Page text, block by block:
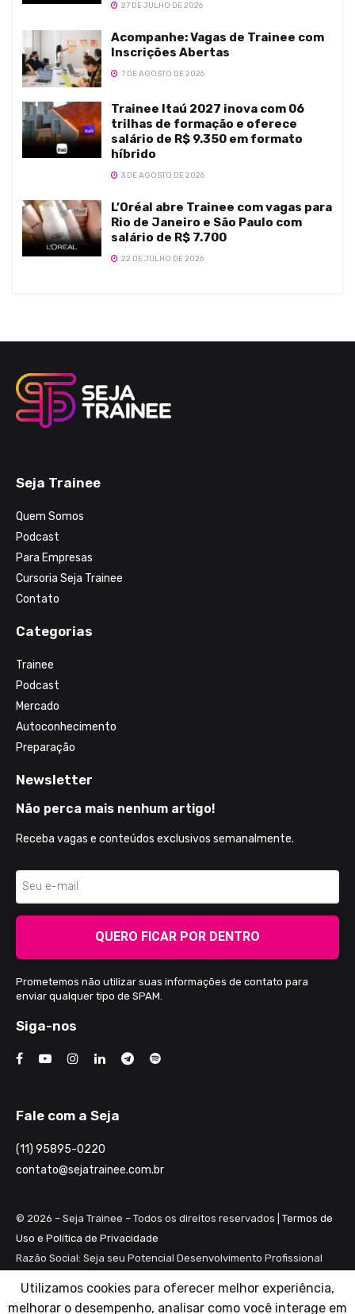
27 DE JULHO DE 2026
Acompanhe: Vagas de Trainee com
Inscrições Abertas
7 DE AGOSTO DE 2026
Trainee Itaú 2027 inova com 06
trilhas de formação e oferece
salário de R$ 9.350 em formato
híbrido
3 DE AGOSTO DE 2026
L’Oréal abre Trainee com vagas para
Rio de Janeiro e São Paulo com
salário de R$ 7.700
22 DE JULHO DE 2026
Seja Trainee
Quem Somos
Podcast
Para Empresas
Cursoria Seja Trainee
Contato
Categorias
Trainee
Podcast
Mercado
Autoconhecimento
Preparação
Newsletter
Não perca mais nenhum artigo!
Receba vagas e conteúdos exclusivos semanalmente.
QUERO FICAR POR DENTRO
Prometemos não utilizar suas informações de contato para
enviar qualquer tipo de SPAM.
Siga-nos
Fale com a Seja
(11) 95895-0220
contato@sejatrainee.com.br
© 2026 – Seja Trainee – Todos os direitos reservados | Termos de
Uso e Política de Privacidade
Razão Social: Seja seu Potencial Desenvolvimento Profissional
CNPJ: 28.461.983/0001-82
Utilizamos cookies para oferecer melhor experiência,
melhorar o desempenho, analisar como você interage em